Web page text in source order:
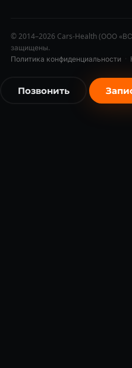
© 2014–2026 Cars-Health (ООО
защищены.
Политика конфиденциальности ·
Позвонить